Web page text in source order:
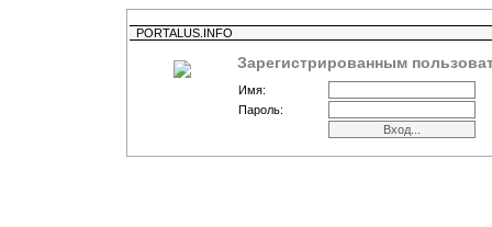
PORTALUS.INFO
Зарегистрированным
Имя:
Пароль: